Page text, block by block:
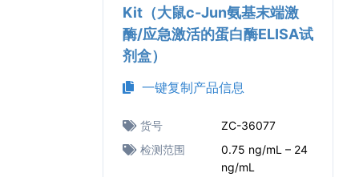
Kit（大鼠c-Jun氨基末端激
酶/应急激活的蛋白酶ELISA试
剂盒）
一键复制产品信息
货号
ZC-36077
检测范围
0.75 ng/mL – 24
ng/mL